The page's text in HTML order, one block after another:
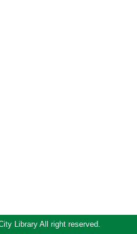
Library All right reserved.